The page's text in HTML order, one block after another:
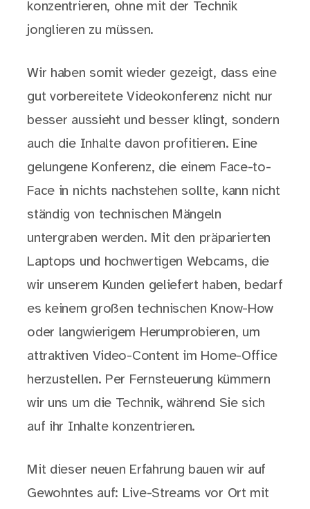
konzentrieren, ohne mit der Technik
jonglieren zu müssen.
Wir haben somit wieder gezeigt, dass eine
gut vorbereitete Videokonferenz nicht nur
besser aussieht und besser klingt, sondern
auch die Inhalte davon profitieren. Eine
gelungene Konferenz, die einem Face-to-
Face in nichts nachstehen sollte, kann nicht
ständig von technischen Mängeln
untergraben werden. Mit den präparierten
Laptops und hochwertigen Webcams, die
wir unserem Kunden geliefert haben, bedarf
es keinem großen technischen Know-How
oder langwierigem Herumprobieren, um
attraktiven Video-Content im Home-Office
herzustellen. Per Fernsteuerung kümmern
wir uns um die Technik, während Sie sich
auf ihr Inhalte konzentrieren.
Mit dieser neuen Erfahrung bauen wir auf
Gewohntes auf: Live-Streams vor Ort mit